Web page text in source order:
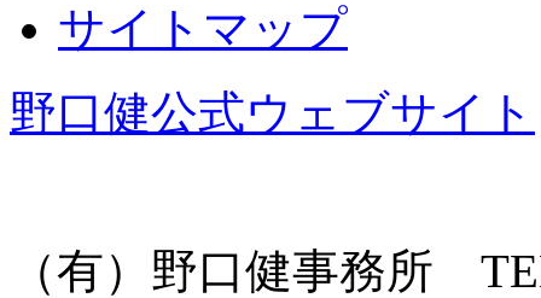
サイトマップ
野口健公式ウェブサイト
（有）野口健事務所